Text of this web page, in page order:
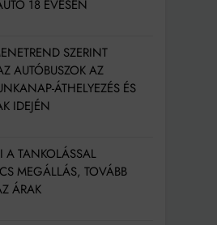
18 ÉVESEN
SZERINT
AUTÓBUSZOK AZ
ÁTHELYEZÉS ÉS
IDEJÉN
A TANKOLÁSSAL
MEGÁLLÁS, TOVÁBB
ÁRAK